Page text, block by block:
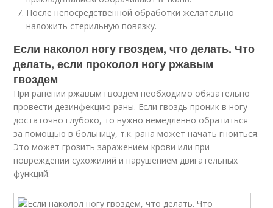
После непосредственной обработки желательно
наложить стерильную повязку.
Если наколол ногу гвоздем, что делать. Что
делать, если проколол ногу ржавым
гвоздем
При ранении ржавым гвоздем необходимо обязательно
провести дезинфекцию раны. Если гвоздь проник в ногу
достаточно глубоко, то нужно немедленно обратиться
за помощью в больницу, т.к. рана может начать гноиться.
Это может грозить заражением крови или при
повреждении сухожилий и нарушением двигательных
функций.